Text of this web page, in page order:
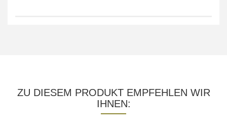
ZU DIESEM PRODUKT EMPFEHLEN WIR
IHNEN: